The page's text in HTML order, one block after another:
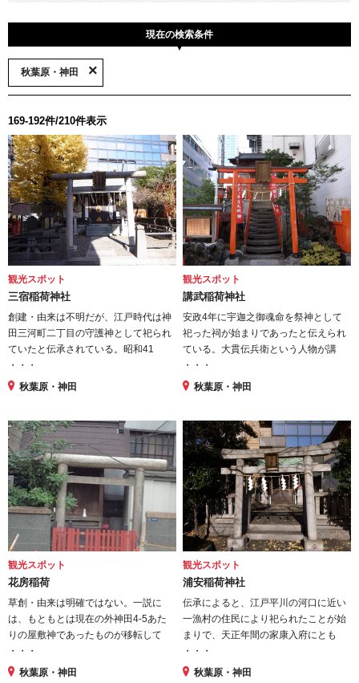
現在の検索条件
秋葉原・神田
169-192件/210件表示
観光スポット
三宿稲荷神社
創建・由来は不明だが、江戸時代は神
田三河町二丁目の守護神として祀られ
ていたと伝承されている。昭和41
・・・
秋葉原・神田
観光スポット
講武稲荷神社
安政4年に宇迦之御魂命を祭神として
祀った祠が始まりであったと伝えられ
ている。大貫伝兵衛という人物が講
・・・
秋葉原・神田
観光スポット
花房稲荷
草創・由来は明確ではない。一説に
は、もともとは現在の外神田4-5あた
りの屋敷神であったものが移転して
・・・
秋葉原・神田
観光スポット
浦安稲荷神社
伝承によると、江戸平川の河口に近い
一漁村の住民により祀られたことが始
まりで、天正年間の家康入府にとも
・・・
秋葉原・神田